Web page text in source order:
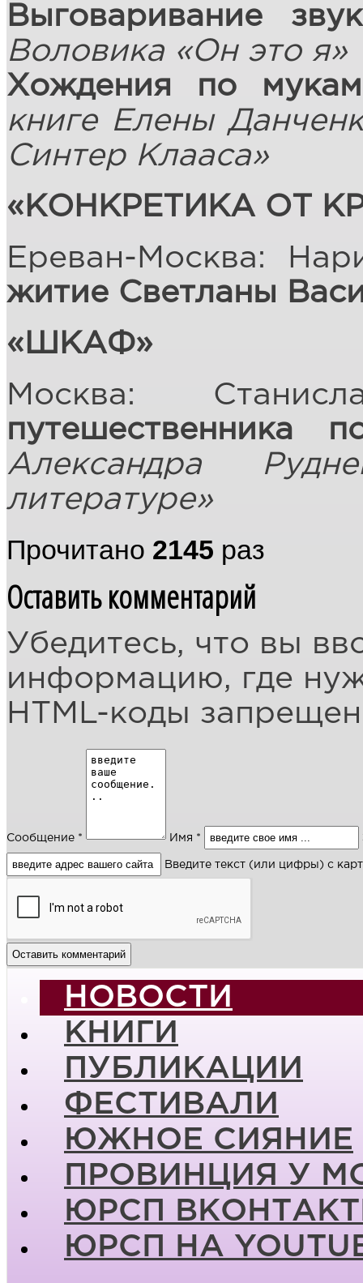
Выговаривание
Воловика «Он это я»
Хождения по
книге Елены
Синтер Клааса»
«КОНКРЕТИКА ОТ
Ереван-Москва:
житие Светланы
«ШКАФ»
Москва:
путешественника
Александра
литературе»
Прочитано 2145 раз
Оставить комментарий
Убедитесь, что вы
информацию, где
HTML-коды
Сообщение * Имя *
Введите текст (или цифры) с
НОВОСТИ
КНИГИ
ПУБЛИКАЦИИ
ФЕСТИВАЛИ
ЮЖНОЕ СИЯНИЕ
ПРОВИНЦИЯ У
ЮРСП
ЮРСП НА